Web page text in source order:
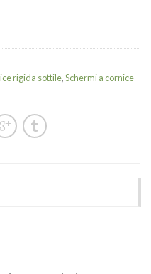
rigida sottile,Schermi a cornice